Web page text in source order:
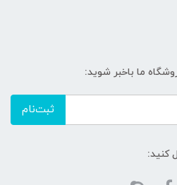
ما باخبر شوید:
ثبت‌نام
کنید: